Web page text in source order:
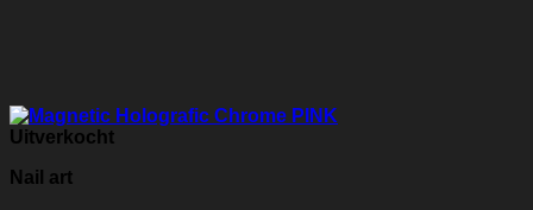
Uitverkocht
Nail art